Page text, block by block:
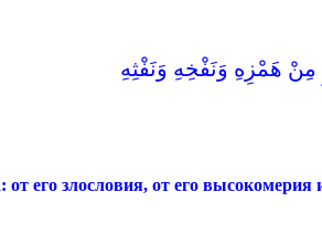
مِنْ هَمْزِهِ وَنَفْخِهِ وَنَفْثِهِ
его злословия, от его высокомерия